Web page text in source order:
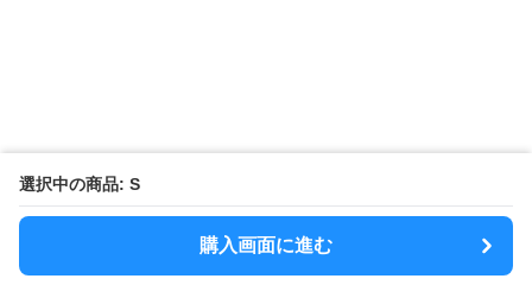
選択中の商品: S
購入画面に進む